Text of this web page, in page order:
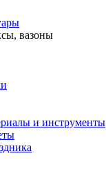
вазоны
и инструменты